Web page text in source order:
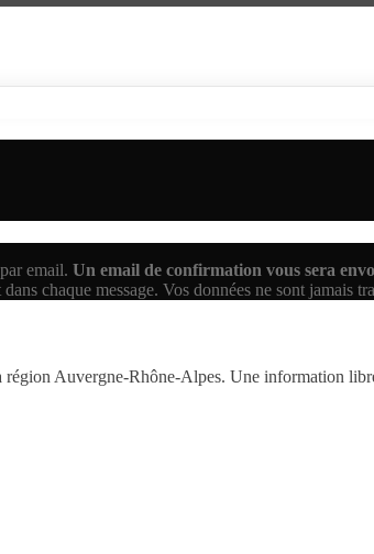
email. Un email de confirmation vous sera
chaque message. Vos données ne sont jamais
Auvergne-Rhône-Alpes. Une information